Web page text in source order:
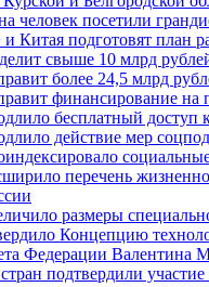
человек посетили
Китая подготовят план
свыше 10 млрд
более 24,5 млрд
финансирование
бесплатный доступ
действие мер
перечень
размеры
Концепцию
Федерации
подтвердили